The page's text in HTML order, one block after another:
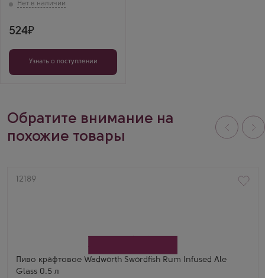
524
Узнать о поступлении
Обратите внимание на
похожие товары
Артикул
12189
Пиво крафтовое Wadworth Swordfish Rum Infused Ale
Glass 0.5 л